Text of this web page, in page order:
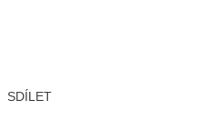
SDÍLET